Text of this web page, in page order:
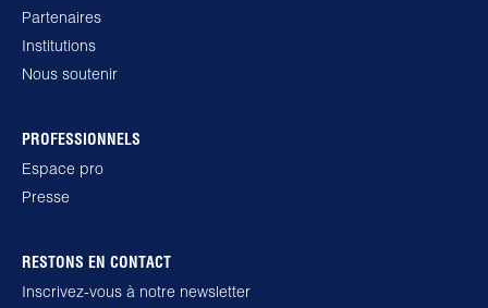
Partenaires
Institutions
Nous soutenir
PROFESSIONNELS
Espace pro
Presse
RESTONS EN CONTACT
Inscrivez-vous à notre newsletter